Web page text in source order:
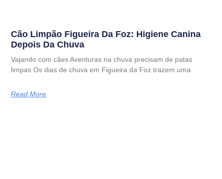
Cão Limpão Figueira Da Foz: Higiene Canina
Depois Da Chuva
Vajando com cães Aventuras na chuva precisam de patas
limpas Os dias de chuva em Figueira da Foz trazem uma
Read More